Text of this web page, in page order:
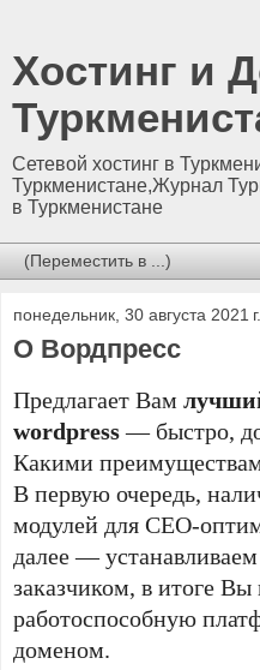
Хостинг и
Сетевой хостинг в
Туркменистане,Журнал
в Туркменистане
понедельник, 30 августа 2021 г.
О Вордпресс
Предлагает Вам
wordpress— быстро,
Какими
В первую очередь,
модулей для СЕО-
далее —
заказчиком, в итоге Вы
работоспособную
доменом.